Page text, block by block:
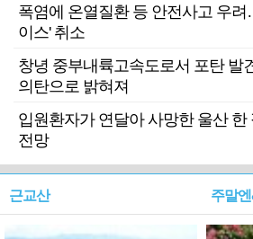
폭염에 온열질환 등 안전사고 우려
이스' 취소
창녕 중부내륙고속도로서 포탄
의탄으로 밝혀져
입원환자가 연달아 사망한 울산 한
전망
근교산 주말